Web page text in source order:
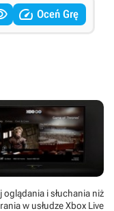
 Oceń Grę
oglądania i słuchania niż
w usłudze Xbox Live